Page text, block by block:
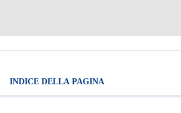
INDICE DELLA PAGINA